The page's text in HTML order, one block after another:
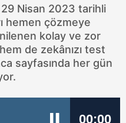
29 Nisan 2023 tarihli
hemen çözmeye
kolay ve zor
de zekânızı test
sayfasında her gün